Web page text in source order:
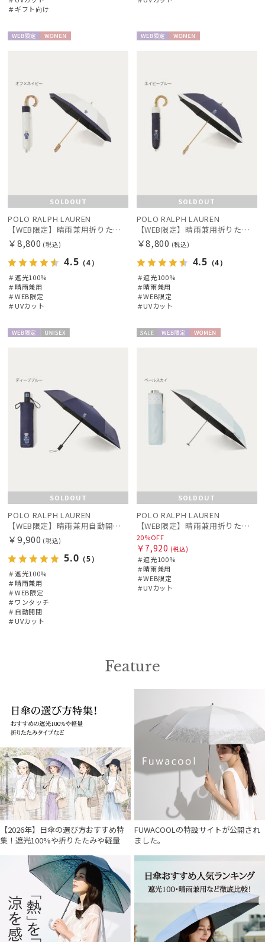
＃ギフト向け
SOLDOUT
POLO RALPH LAUREN
【WEB限定】晴雨兼用折りたたみ日傘 ポロ ラルフ ローレン（POLO RALPH LAUREN）ポロ ベア ポニー
￥8,800 (税込)
4.5 （4）
＃遮光100%
＃晴雨兼用
＃WEB限定
＃UVカット
SOLDOUT
POLO RALPH LAUREN
【WEB限定】晴雨兼用折りたたみ日傘 ポロ ラルフ ローレン（POLO RALPH LAUREN）ポロ ベア ポニー
￥8,800 (税込)
4.5 （4）
＃遮光100%
＃晴雨兼用
＃WEB限定
＃UVカット
SOLDOUT
POLO RALPH LAUREN
【WEB限定】晴雨兼用自動開閉日傘 ポロ ラルフ ローレン（POLO RALPH LAUREN）ベア 遮光100 UV100 ワンタッチ開閉
￥9,900 (税込)
5.0 （5）
＃遮光100%
＃晴雨兼用
＃WEB限定
＃ワンタッチ
＃自動開閉
＃UVカット
SOLDOUT
POLO RALPH LAUREN
【WEB限定】晴雨兼用折りたたみ日傘 ポロ ラルフ ローレン（POLO RALPH LAUREN）シャンブレーレース 遮光100 UV100
20%OFF
￥7,920 (税込)
＃遮光100%
＃晴雨兼用
＃WEB限定
＃UVカット
Feature
【2026年】日傘の選び方おすすめ特
集！遮光100%や折りたたみや軽量
FUWACOOLの特設サイトが公開され
ました。